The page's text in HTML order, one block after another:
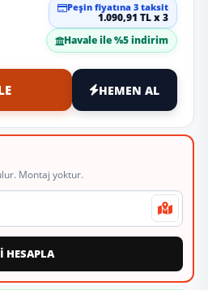
Peşin fiyatına 3 taksit
1.090,91 TL x 3
Havale ile %5 indirim
HEMEN AL
Montaj yoktur.
HESAPLA